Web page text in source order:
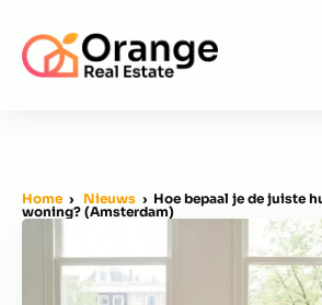
Home › Nieuws › Hoe bepaal je de juiste
woning? (Amsterdam)